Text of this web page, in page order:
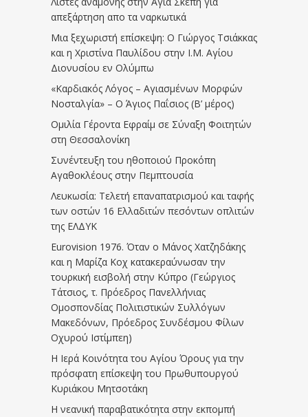
απεξάρτηση απο τα ναρκωτικά
Μια ξεχωριστή επίσκεψη: Ο Γιώργος Τσιάκκας
και η Χριστίνα Παυλίδου στην Ι.Μ. Αγίου
Διονυσίου εν Ολύμπω
«Καρδιακός Λόγος – Αγιασμένων Μορφών
Νοσταλγία» – Ο Άγιος Παΐσιος (Β’ μέρος)
Ομιλία Γέροντα Εφραίμ σε Σύναξη Φοιτητών
στη Θεσσαλονίκη
Συνέντευξη του ηθοποιού Προκόπη
Αγαθοκλέους στην Πεμπτουσία
Λευκωσία: Τελετή επαναπατρισμού και ταφής
των οστών 16 Ελλαδιτών πεσόντων οπλιτών
της ΕΛΔΥΚ
Eurovision 1976. Όταν ο Μάνος Χατζηδάκης
και η Μαρίζα Κοχ κατακεραύνωσαν την
τουρκική εισβολή στην Κύπρο (Γεώργιος
Τάτσιος, τ. Πρόεδρος Πανελλήνιας
Ομοσπονδίας Πολιτιστικών Συλλόγων
Μακεδόνων, Πρόεδρος Συνδέσμου Φίλων
Οχυρού Ιστίμπεη)
Η Ιερά Κοινότητα του Αγίου Όρους για την
πρόσφατη επίσκεψη του Πρωθυπουργού
Κυριάκου Μητσοτάκη
Η νεανική παραβατικότητα στην εκπομπή